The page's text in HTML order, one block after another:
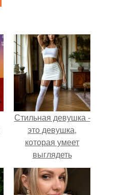
Стильная девушка -
это девушка,
которая умеет
выглядеть
привлекательно и
элегантно в любои
ситуации.